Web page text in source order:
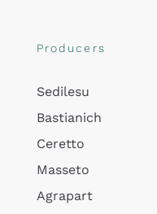
Producers
Sedilesu
Bastianich
Ceretto
Masseto
Agrapart